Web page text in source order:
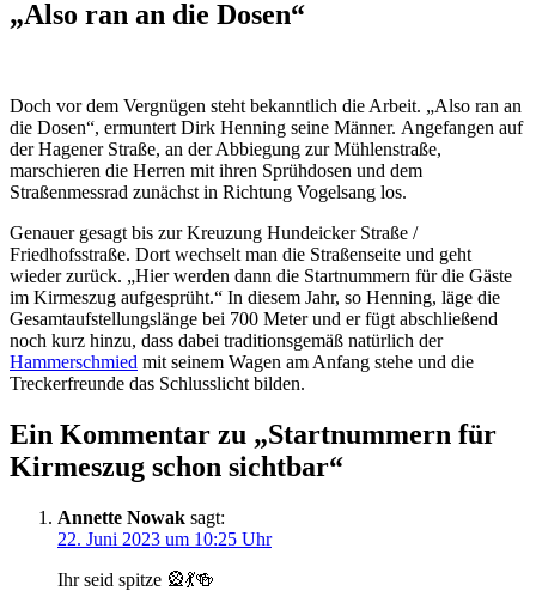
„Also ran an die Dosen“
Doch vor dem Vergnügen steht bekanntlich die Arbeit. „Also ran an
die Dosen“, ermuntert Dirk Henning seine Männer. Angefangen auf
der Hagener Straße, an der Abbiegung zur Mühlenstraße,
marschieren die Herren mit ihren Sprühdosen und dem
Straßenmessrad zunächst in Richtung Vogelsang los.
Genauer gesagt bis zur Kreuzung Hundeicker Straße /
Friedhofsstraße. Dort wechselt man die Straßenseite und geht
wieder zurück. „Hier werden dann die Startnummern für die Gäste
im Kirmeszug aufgesprüht.“ In diesem Jahr, so Henning, läge die
Gesamtaufstellungslänge bei 700 Meter und er fügt abschließend
noch kurz hinzu, dass dabei traditionsgemäß natürlich der
Hammerschmied mit seinem Wagen am Anfang stehe und die
Treckerfreunde das Schlusslicht bilden.
Ein Kommentar zu „Startnummern für
Kirmeszug schon sichtbar“
Annette Nowak sagt:
22. Juni 2023 um 10:25 Uhr
Ihr seid spitze 🎡💃🍻